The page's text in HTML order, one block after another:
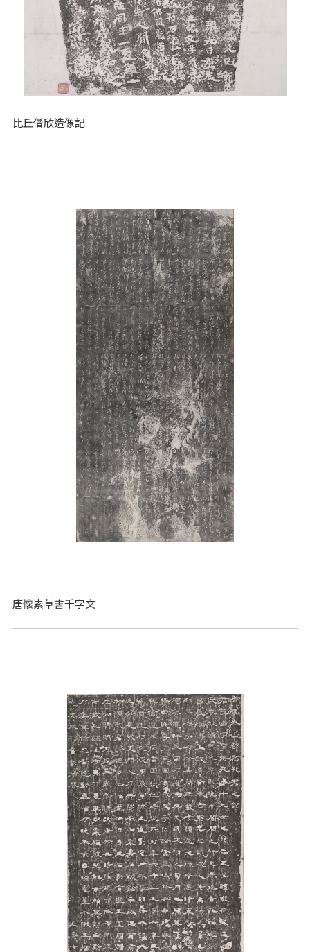
比丘僧欣造像記
唐懷素草書千字文